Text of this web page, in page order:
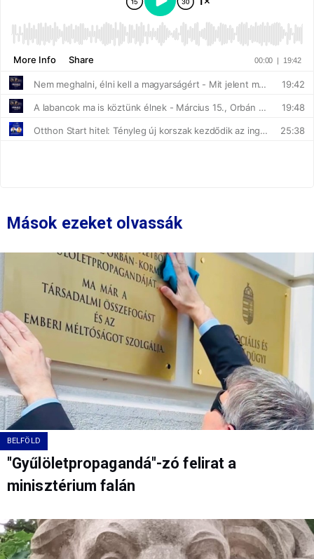
Mások ezeket olvassák
BELFÖLD
"Gyűlöletpropagandá"-zó felirat a
minisztérium falán